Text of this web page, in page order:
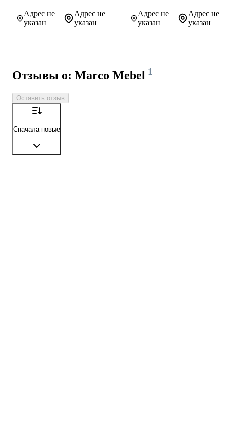
Адрес не
указан
Адрес не
указан
Адрес не
указан
Адрес не
указан
Отзывы о: Marco Mebel 1
Оставить отзыв
Сначала новые